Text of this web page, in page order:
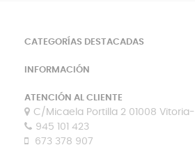
CATEGORÍAS DESTACADAS
INFORMACIÓN
ATENCIÓN AL CLIENTE
C/Micaela Portilla 2 01008
945 101 423
673 378 907